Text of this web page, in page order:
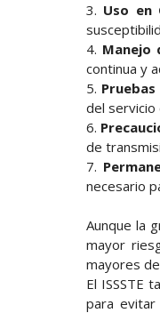
3. Uso en
4. Manejo
continua y
5. Pruebas
del servicio
6.
de
7.
necesario
Aunque la
mayor
mayores
El ISSSTE
para